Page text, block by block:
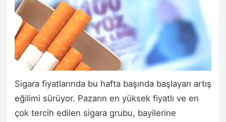
Sigara fiyatlarında bu hafta başında başlayan artış
eğilimi sürüyor. Pazarın en yüksek fiyatlı ve en
çok tercih edilen sigara grubu, bayilerine